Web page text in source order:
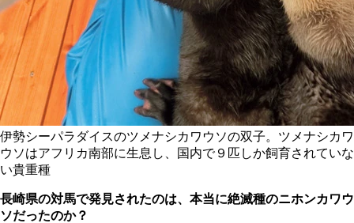
伊勢シーパラダイスのツメナシカワウソの双子。ツメナシカワ
ウソはアフリカ南部に生息し、国内で９匹しか飼育されていな
い貴重種
長崎県の対馬で発見されたのは、本当に絶滅種のニホンカワウ
ソだったのか？